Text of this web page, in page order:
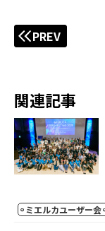
PREV
関連記事
ミエルカユーザー会